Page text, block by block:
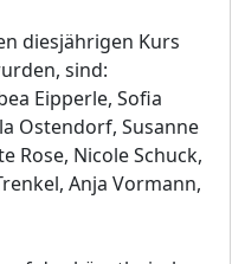
diesjährigen Kurs
sind:
Eipperle, Sofia
Ostendorf, Susanne
Rose, Nicole Schuck,
Anja Vormann,